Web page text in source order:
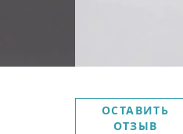
ОСТАВИТЬ
ОТЗЫВ